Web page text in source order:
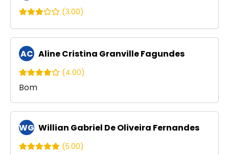
(3.00)
AC Aline Cristina Granville Fagundes
(4.00)
Bom
WG Willian Gabriel De Oliveira Fernandes
(5.00)